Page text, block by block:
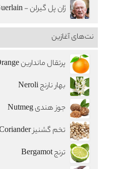
ژان پل گیرلن - Jean Paul Guerlain
نت‌های آغازین
پرتقال ماندارین Mandarin Orange
بهار نارنج Neroli
جوز هندی Nutmeg
تخم گشنیز Coriander
ترنج Bergamot